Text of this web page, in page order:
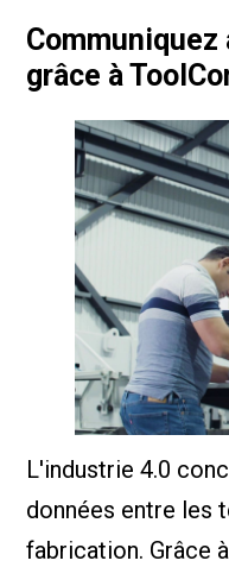
grâce à
L'industrie 4.0
données entre les
fabrication. Grâce